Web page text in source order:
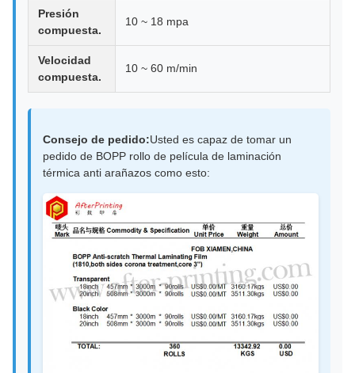
Presión
compuesta.
10 ~ 18 mpa
Velocidad
compuesta.
10 ~ 60 m/min
Consejo de pedido:Usted es capaz de tomar un
pedido de BOPP rollo de película de laminación
térmica anti arañazos como esto: